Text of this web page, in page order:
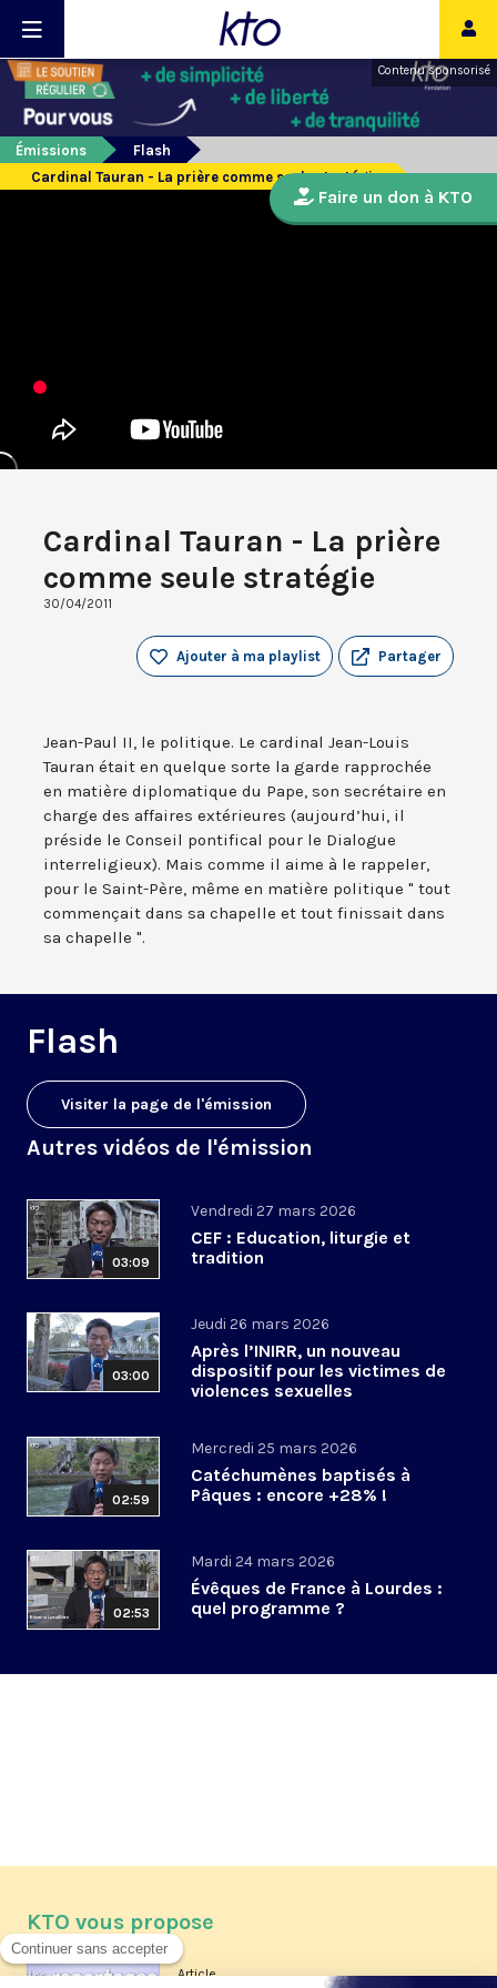
Contenu sponsorisé
Émissions
Flash
Cardinal Tauran - La prière comme seule stratégie
Cardinal Tauran - La prière
comme seule stratégie
30/04/2011
Partager
Ajouter à ma playlist
Jean-Paul II, le politique. Le cardinal Jean-Louis
Tauran était en quelque sorte la garde rapprochée
en matière diplomatique du Pape, son secrétaire en
charge des affaires extérieures (aujourd’hui, il
préside le Conseil pontifical pour le Dialogue
interreligieux). Mais comme il aime à le rappeler,
pour le Saint-Père, même en matière politique " tout
commençait dans sa chapelle et tout finissait dans
sa chapelle ".
Flash
Visiter la page de l'émission
Autres vidéos de l'émission
03:09
Vendredi 27 mars 2026
CEF : Education, liturgie et
tradition
03:00
Jeudi 26 mars 2026
Après l’INIRR, un nouveau
dispositif pour les victimes de
violences sexuelles
02:59
Mercredi 25 mars 2026
Catéchumènes baptisés à
Pâques : encore +28% !
02:53
Mardi 24 mars 2026
Évêques de France à Lourdes :
quel programme ?
Faire un don à KTO
KTO vous propose
Article